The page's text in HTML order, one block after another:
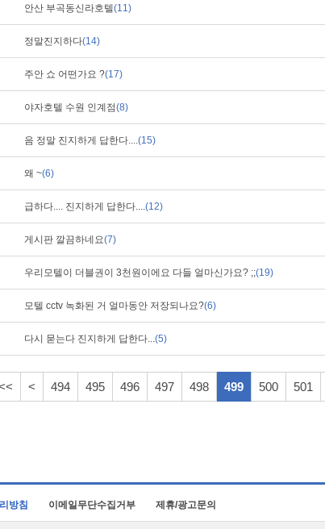
안산 부곡동신라호텔(11)
정말진지하다(14)
주안 쇼 어떤가요 ?(17)
야자호텔 수원 인계점(8)
음 정말 진지하게 답한다....(15)
왜 ~(6)
급하다.... 진지하게 답한다....(12)
게시판 깔끔하네요(7)
우리모텔이 더블권이 3천원이에요 다들 얼마신가요? ;;(19)
모텔 cctv 녹화된 거 얼마동안 저장되나요?(6)
다시 묻는다 진지하게 답한다...(5)
< 494 495 496 497 498 499 500 501
방침 이메일무단수집거부 제휴/광고문의